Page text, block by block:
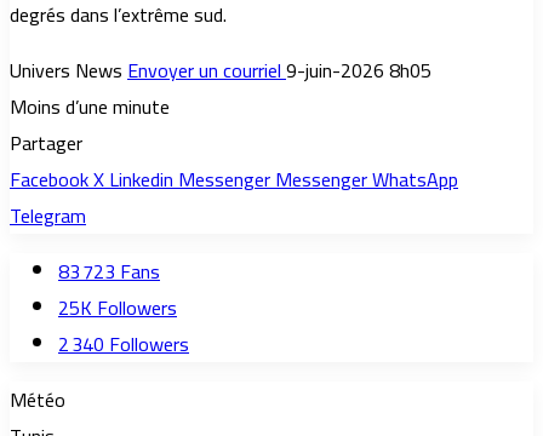
degrés dans l’extrême sud.
Univers NewsEnvoyer un courriel9-juin-2026 8h05
Moins d’une minute
Partager
FacebookXLinkedinMessengerMessengerWhatsApp
Telegram
83 723Fans
25KFollowers
2 340Followers
Météo